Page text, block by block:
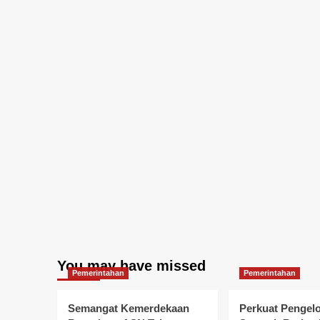
You may have missed
Pemerintahan
Semangat Kemerdekaan
Pemerintahan
Perkuat